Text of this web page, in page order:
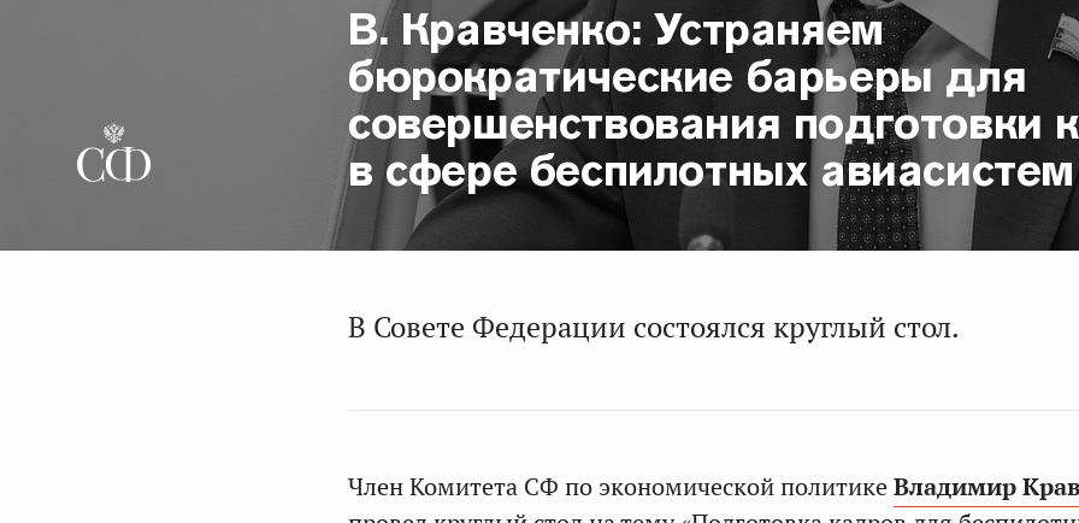
В. Кравченко: Устраняем
бюрократические барьеры для
совершенствования подготовки
в сфере беспилотных авиасистем
В Совете Федерации состоялся круглый стол.
Член Комитета СФ по экономической политике Владимир